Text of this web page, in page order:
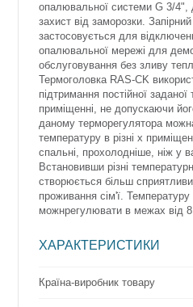
опалювальної системи G 3/4",
захист від заморозки.
застосовується для
опалювальної мережі для
обслуговування без зливу
Термоголовка RAS-CK
підтримання постійної
приміщенні, не допускаючи
даному терморегулятора
температуру в різні х
спальні, прохолодніше, ніж у
Встановивши різні
створюється більш
проживання сім'ї. Температуру
можнрегулювати в межах від
ХАРАКТЕРИСТИКИ
Країна-виробник товару